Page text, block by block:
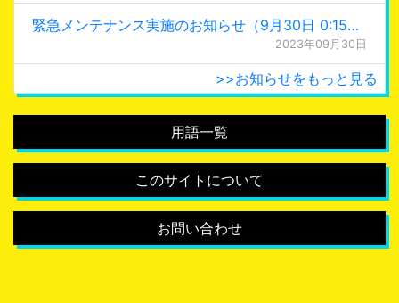
緊急メンテナンス実施のお知らせ（9月30日 0:15更新）
2023年09月30日
>>お知らせをもっと見る
用語一覧
このサイトについて
お問い合わせ